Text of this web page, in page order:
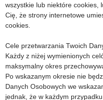
wszystkie lub niektóre cookies,
Cię, że strony internetowe
cookies.
Cele przetwarzania Twoich
Każdy z niżej wymienionych
maksymalny okres
Po wskazanym okresie nie
Danych Osobowych we
jednak, że w każdym